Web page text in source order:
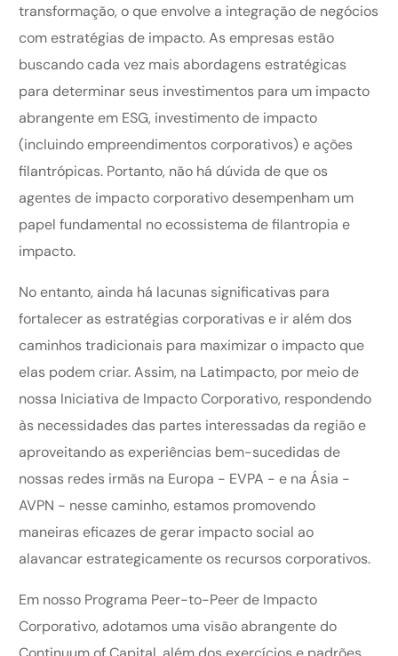
transformação, o que envolve a integração de negócios
com estratégias de impacto. As empresas estão
buscando cada vez mais abordagens estratégicas
para determinar seus investimentos para um impacto
abrangente em ESG, investimento de impacto
(incluindo empreendimentos corporativos) e ações
filantrópicas. Portanto, não há dúvida de que os
agentes de impacto corporativo desempenham um
papel fundamental no ecossistema de filantropia e
impacto.
No entanto, ainda há lacunas significativas para
fortalecer as estratégias corporativas e ir além dos
caminhos tradicionais para maximizar o impacto que
elas podem criar. Assim, na Latimpacto, por meio de
nossa Iniciativa de Impacto Corporativo, respondendo
às necessidades das partes interessadas da região e
aproveitando as experiências bem-sucedidas de
nossas redes irmãs na Europa - EVPA - e na Ásia -
AVPN - nesse caminho, estamos promovendo
maneiras eficazes de gerar impacto social ao
alavancar estrategicamente os recursos corporativos.
Em nosso Programa Peer-to-Peer de Impacto
Corporativo, adotamos uma visão abrangente do